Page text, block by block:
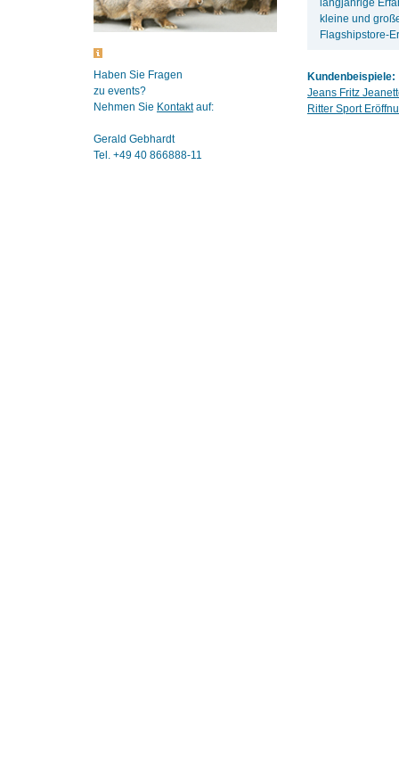
Haben Sie Fragen
zu events?
Nehmen Sie Kontaktauf:
Gerald Gebhardt
Tel. +49 40 866888-11
langjährige
kleine und
Flagshipstore-
Kundenbeispiele:
Jeans Fritz
Ritter Sport